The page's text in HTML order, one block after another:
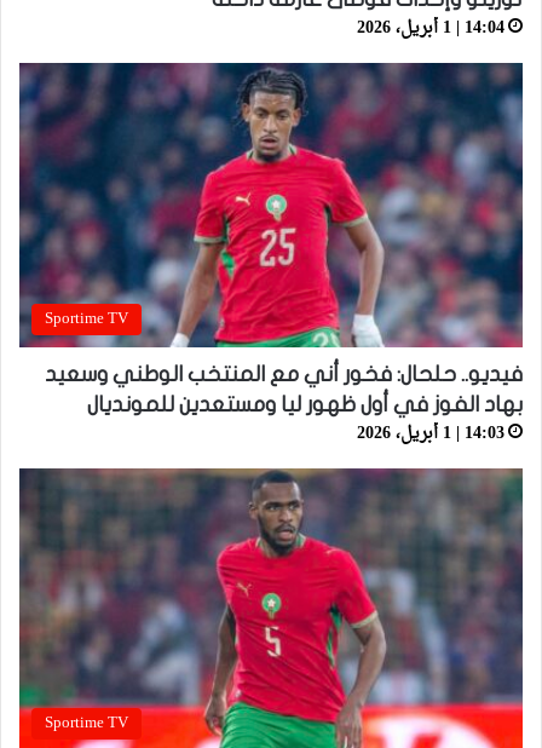
14:04 | 1 أبريل، 2026
Sportime TV
فيديو.. حلحال: فخور أني مع المنتخب الوطني وسعيد
بهاد الفوز في أول ظهور ليا ومستعدين للمونديال
14:03 | 1 أبريل، 2026
Sportime TV